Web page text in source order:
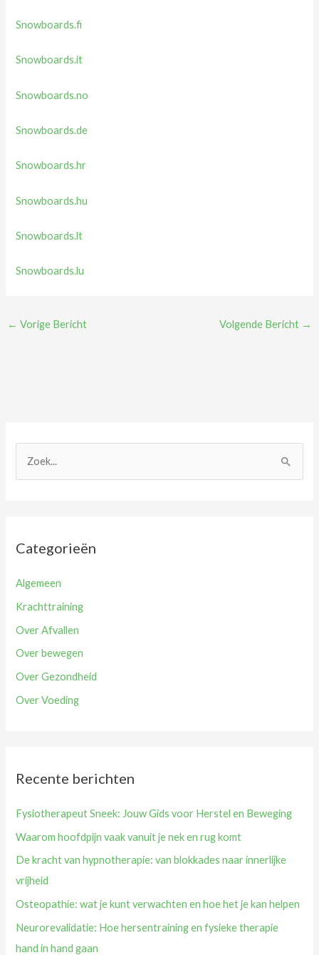
a
a
Categorieën
Algemeen
Krachttraining
Over Afvallen
Over bewegen
Over Gezondheid
Over Voeding
Recente berichten
Fysiotherapeut Sneek: Jouw Gids voor Herstel en Beweging
Waarom hoofdpijn vaak vanuit je nek en rug komt
De kracht van hypnotherapie: van blokkades naar innerlijke
vrijheid
Osteopathie: wat je kunt verwachten en hoe het je kan helpen
Neurorevalidatie: Hoe hersentraining en fysieke therapie
hand in hand gaan
Snowboards.fi
Snowboards.it
Snowboards.no
Snowboards.de
Snowboards.hr
Snowboards.hu
Snowboards.lt
Snowboards.lu
← Vorige Bericht Volgende Bericht →